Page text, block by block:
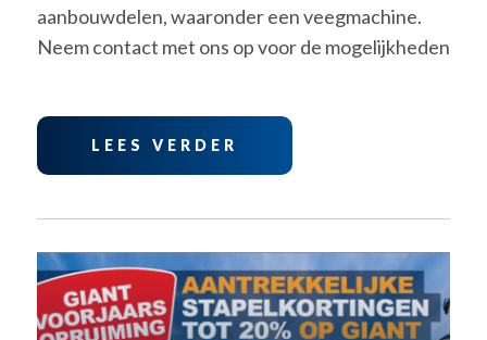
aanbouwdelen, waaronder een veegmachine.
Neem contact met ons op voor de mogelijkheden
LEES VERDER